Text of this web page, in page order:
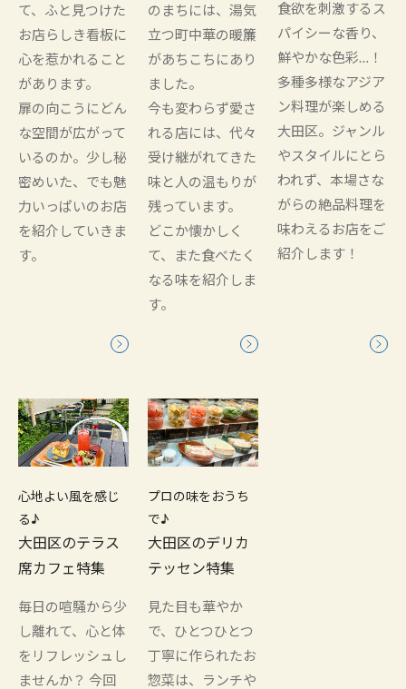
て、ふと見つけた
お店らしき看板に
心を惹かれること
があります。
扉の向こうにどん
な空間が広がって
いるのか。少し秘
密めいた、でも魅
力いっぱいのお店
を紹介していきま
す。
のまちには、湯気
立つ町中華の暖簾
があちこちにあり
ました。
今も変わらず愛さ
れる店には、代々
受け継がれてきた
味と人の温もりが
残っています。
どこか懐かしく
て、また食べたく
なる味を紹介しま
す。
食欲を刺激するス
パイシーな香り、
鮮やかな色彩…！
多種多様なアジア
ン料理が楽しめる
大田区。ジャンル
やスタイルにとら
われず、本場さな
がらの絶品料理を
味わえるお店をご
紹介します！
心地よい風を感じ
る♪
大田区のテラス
席カフェ特集
毎日の喧騒から少
し離れて、心と体
をリフレッシュし
ませんか？ 今回
プロの味をおうち
で♪
大田区のデリカ
テッセン特集
見た目も華やか
で、ひとつひとつ
丁寧に作られたお
惣菜は、ランチや